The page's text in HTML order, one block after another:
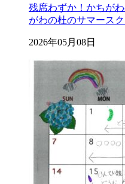
残席わずか！かちが
がわの杜のサマースク
2026年05月08日